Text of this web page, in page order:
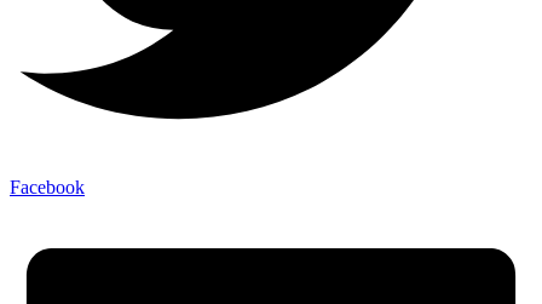
Facebook